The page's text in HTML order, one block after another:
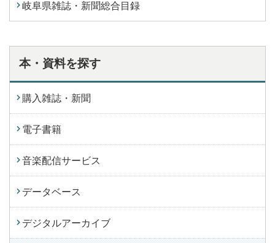
岐阜県雑誌・新聞総合目録
本・資料を探す
購入雑誌・新聞
電子書籍
音楽配信サービス
データベース
デジタルアーカイブ